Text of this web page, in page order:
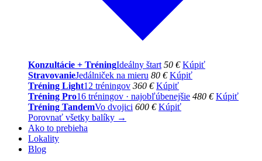
Konzultácie + TréningIdeálny štart 50 € Kúpiť
StravovanieJedálniček na mieru 80 € Kúpiť
Tréning Light12 tréningov 360 € Kúpiť
Tréning Pro16 tréningov · najobľúbenejšie 480 € Kúpiť
Tréning TandemVo dvojici 600 € Kúpiť
Porovnať všetky balíky →
Ako to prebieha
Lokality
Blog